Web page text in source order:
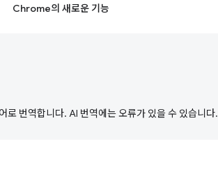
Chrome의 새로운 기능
번역합니다. AI 번역에는 오류가 있을 수 있습니다.